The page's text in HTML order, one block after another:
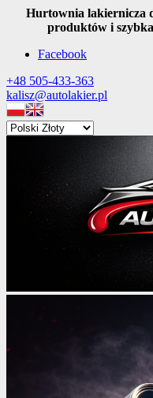
Hurtownia lakiernicza
produktów i
Facebook
+48 505-433-363
kalisz@autolakier.pl